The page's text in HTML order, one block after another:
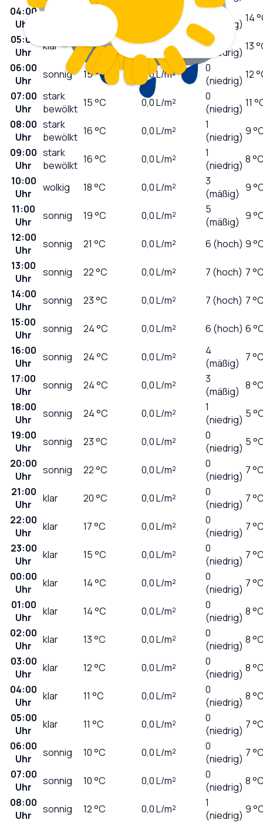
04:00
Uhr
0
(niedrig) 14
05:00
Uhr
klar 16°C 0,0 L/m²
(niedrig) 13
06:00
Uhr
sonnig 15°C 0,0L/m²
0
(niedrig) 12
07:00
Uhr
stark
bewölkt 15°C 0,0L/m²
0
(niedrig) 11
08:00
Uhr
stark
bewölkt 16°C 0,0L/m²
1
(niedrig) 9
09:00
Uhr
stark
bewölkt 16°C 0,0L/m²
1
(niedrig) 8
10:00
Uhr
wolkig 18°C 0,0L/m²
3
(mäßig) 9
11:00
Uhr
sonnig 19°C 0,0L/m²
5
(mäßig) 9
12:00
Uhr
sonnig 21 °C 0,0L/m² 6 (hoch) 9
13:00
Uhr
sonnig 22°C 0,0L/m² 7 (hoch) 7
14:00
Uhr
sonnig 23°C 0,0L/m² 7 (hoch) 7
15:00
Uhr
sonnig 24°C 0,0L/m² 6 (hoch) 6
16:00
Uhr
sonnig 24°C 0,0L/m²
4
(mäßig) 7
17:00
Uhr
sonnig 24°C 0,0L/m²
3
(mäßig) 8
18:00
Uhr
sonnig 24°C 0,0L/m²
1
(niedrig) 5
19:00
Uhr
sonnig 23°C 0,0L/m²
0
(niedrig) 5
20:00
Uhr
sonnig 22°C 0,0L/m²
0
(niedrig) 7
21:00
Uhr
klar 20°C 0,0L/m²
0
(niedrig) 7
22:00
Uhr
klar 17°C 0,0L/m²
0
(niedrig) 7
23:00
Uhr
klar 15°C 0,0L/m²
0
(niedrig) 7
00:00
Uhr
klar 14°C 0,0L/m²
0
(niedrig) 7
01:00
Uhr
klar 14°C 0,0L/m²
0
(niedrig) 8
02:00
Uhr
klar 13°C 0,0L/m²
0
(niedrig) 8
03:00
Uhr
klar 12°C 0,0L/m²
0
(niedrig) 8
04:00
Uhr
klar 11 °C 0,0L/m²
0
(niedrig) 8
05:00
Uhr
klar 11 °C 0,0L/m²
0
(niedrig) 7
06:00
Uhr
sonnig 10°C 0,0L/m²
0
(niedrig) 7
07:00
Uhr
sonnig 10°C 0,0L/m²
0
(niedrig) 8
08:00
Uhr
sonnig 12°C 0,0L/m²
1
(niedrig) 9